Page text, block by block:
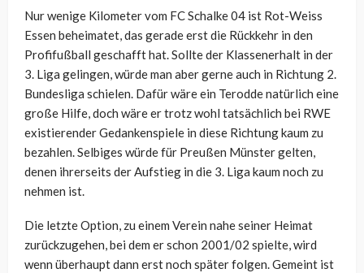
Nur wenige Kilometer vom FC Schalke 04 ist Rot-Weiss
Essen beheimatet, das gerade erst die Rückkehr in den
Profifußball geschafft hat. Sollte der Klassenerhalt in der
3. Liga gelingen, würde man aber gerne auch in Richtung 2.
Bundesliga schielen. Dafür wäre ein Terodde natürlich eine
große Hilfe, doch wäre er trotz wohl tatsächlich bei RWE
existierender Gedankenspiele in diese Richtung kaum zu
bezahlen. Selbiges würde für Preußen Münster gelten,
denen ihrerseits der Aufstieg in die 3. Liga kaum noch zu
nehmen ist.
Die letzte Option, zu einem Verein nahe seiner Heimat
zurückzugehen, bei dem er schon 2001/02 spielte, wird
wenn überhaupt dann erst noch später folgen. Gemeint ist